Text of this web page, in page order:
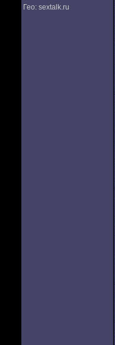
Гео: sextalk.ru